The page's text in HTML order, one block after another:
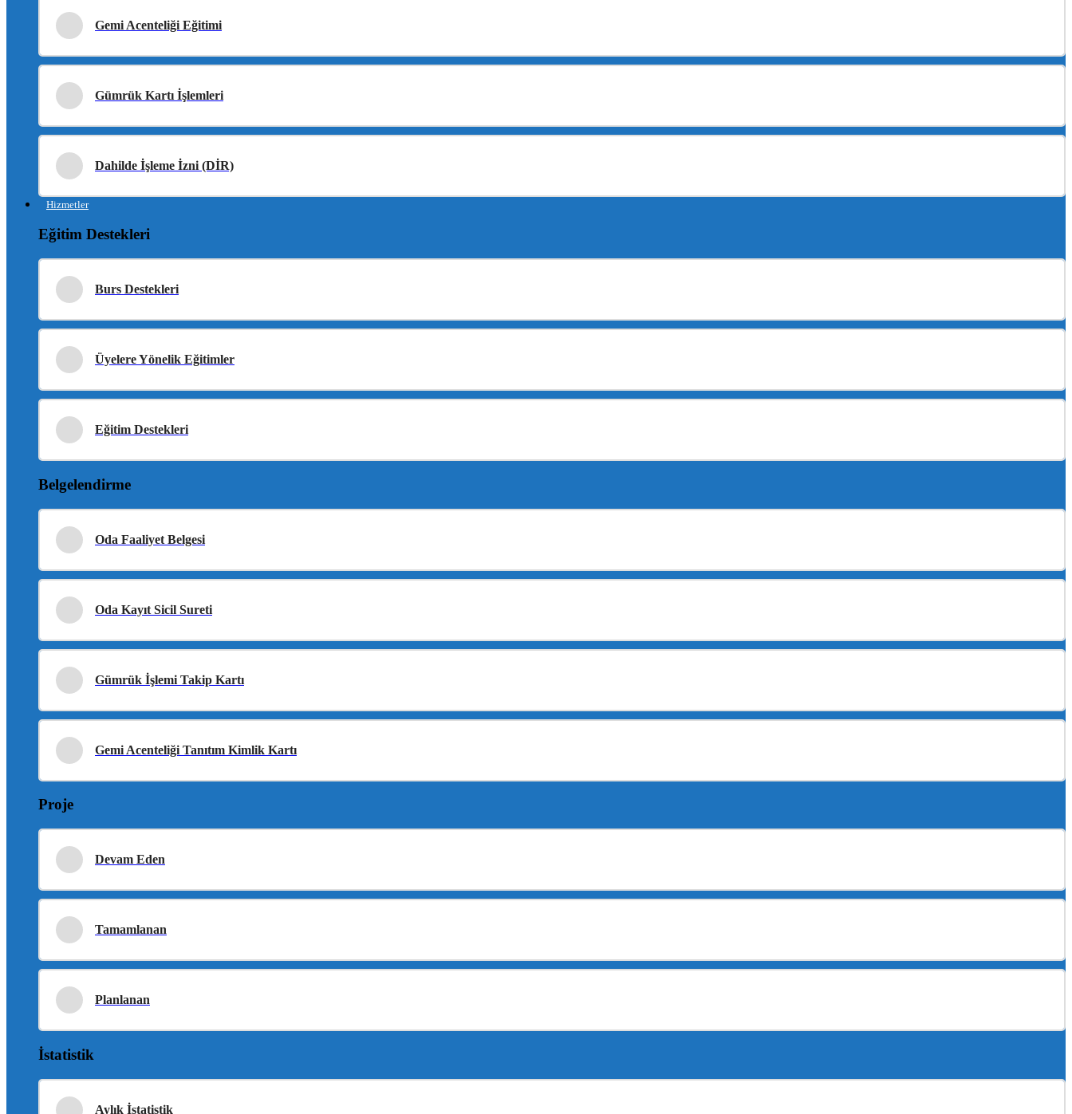
Gemi Acenteliği Eğitimi
Gümrük Kartı İşlemleri
Dahilde İşleme İzni (DİR)
Hizmetler
Eğitim Destekleri
Burs Destekleri
Üyelere Yönelik Eğitimler
Eğitim Destekleri
Belgelendirme
Oda Faaliyet Belgesi
Oda Kayıt Sicil Sureti
Gümrük İşlemi Takip Kartı
Gemi Acenteliği Tanıtım Kimlik Kartı
Proje
Devam Eden
Tamamlanan
Planlanan
İstatistik
Aylık İstatistik